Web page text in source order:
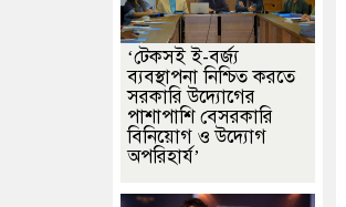
‘টেকসই ই-বর্জ্য
ব্যবস্থাপনা নিশ্চিত করতে
সরকারি উদ্যোগের
পাশাপাশি বেসরকারি
বিনিয়োগ ও উদ্যোগ
অপরিহার্য’